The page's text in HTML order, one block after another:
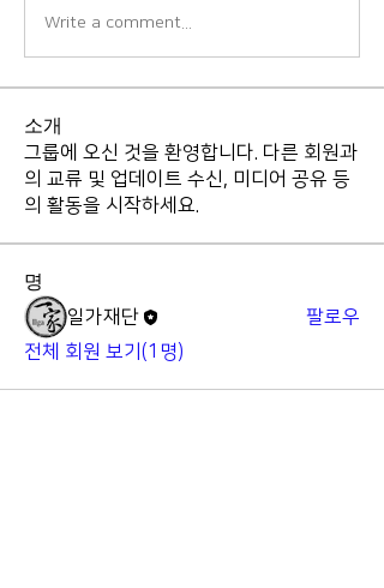
Write a comment...
소개
그룹에 오신 것을 환영합니다. 다른 회원과
의 교류 및 업데이트 수신, 미디어 공유 등
의 활동을 시작하세요.
명
일가재단
팔로우
전체 회원 보기(1명)